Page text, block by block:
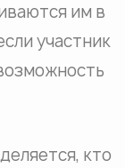
им в
участник
кто